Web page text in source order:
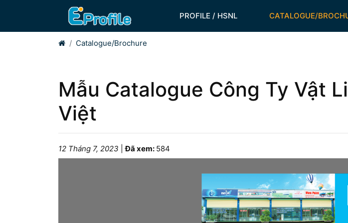
PROFILE / HSNL CATALOGUE/
HomeCatalogue/Brochure
Mẫu Catalogue Công Ty Vật
Việt
12 Tháng 7, 2023 |Đã xem: 584